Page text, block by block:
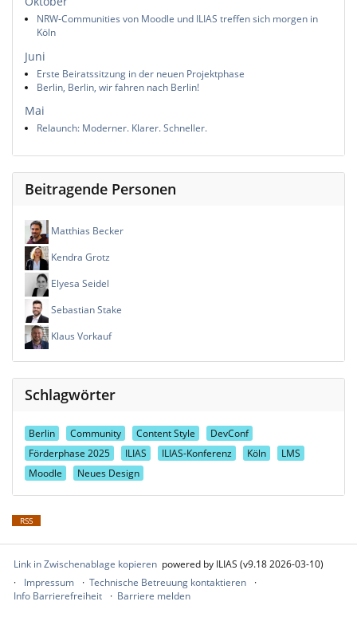
NRW-Communities von Moodle und ILIAS treffen sich morgen in
Köln
Juni
Erste Beiratssitzung in der neuen Projektphase
Berlin, Berlin, wir fahren nach Berlin!
Mai
Relaunch: Moderner. Klarer. Schneller.
Beitragende Personen
Matthias Becker
Kendra Grotz
Elyesa Seidel
Sebastian Stake
Klaus Vorkauf
Schlagwörter
Berlin Community Content Style
DevConf
Förderphase 2025
ILIAS ILIAS-Konferenz Köln
LMS
Moodle
Neues Design
RSS
Link in Zwischenablage kopieren powered by ILIAS (v9.18 2026-03-10)
Impressum
Technische Betreuung kontaktieren
Info Barrierefreiheit
Barriere melden